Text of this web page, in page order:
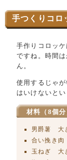
手つくりコロ
手作りコロッ
ですね。時間
ん。
使用するじゃ
はいけないと
材料（8個分
男爵薯 大
合い挽き
玉ねぎ 大